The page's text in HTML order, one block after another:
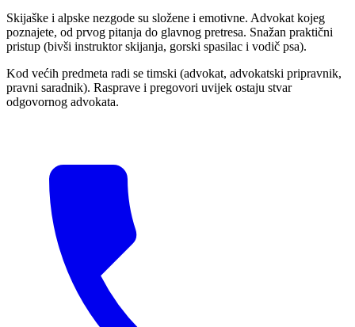
Skijaške i alpske nezgode su složene i emotivne. Advokat kojeg
poznajete, od prvog pitanja do glavnog pretresa. Snažan praktični
pristup (bivši instruktor skijanja, gorski spasilac i vodič psa).
Kod većih predmeta radi se timski (advokat, advokatski pripravnik,
pravni saradnik). Rasprave i pregovori uvijek ostaju stvar
odgovornog advokata.